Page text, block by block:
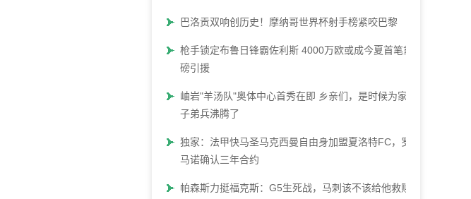
巴洛贡双响创历史！摩纳哥世界杯射手榜紧咬巴黎
枪手锁定布鲁日锋霸佐利斯 4000万欧或成今夏首笔重
磅引援
岫岩"羊汤队"奥体中心首秀在即 乡亲们，是时候为家乡
子弟兵沸腾了
独家：法甲快马圣马克西曼自由身加盟夏洛特FC，罗
马诺确认三年合约
帕森斯力挺福克斯：G5生死战，马刺该不该给他救赎